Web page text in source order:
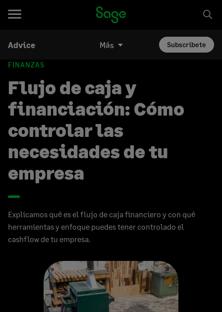
Advice Más Subscríbete
FINANZAS
Flujo de caja y
financiación: Cómo
controlar las
necesidades de tu
empresa
Explicamos qué es el flujo de caja financiero y con qué
herramientas y enfoque puedes tener controlado el
cashflow de tu empresa.